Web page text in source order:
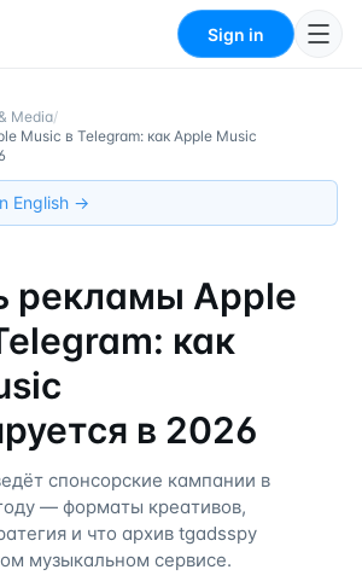
Sign in
Media/
Music в Telegram: как Apple Music
English →
рекламы Apple
как
в 2026
спонсорские кампании в
— форматы креативов,
и что архив tgadsspy
музыкальном сервисе.